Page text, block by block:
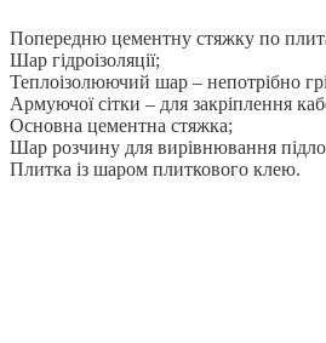
Попередню цементну стяжку по
Шар гідроізоляції;
Теплоізолюючий шар – непотрібно
Армуючої сітки – для закріплення
Основна цементна стяжка;
Шар розчину для вирівнювання
Плитка із шаром плиткового клею.